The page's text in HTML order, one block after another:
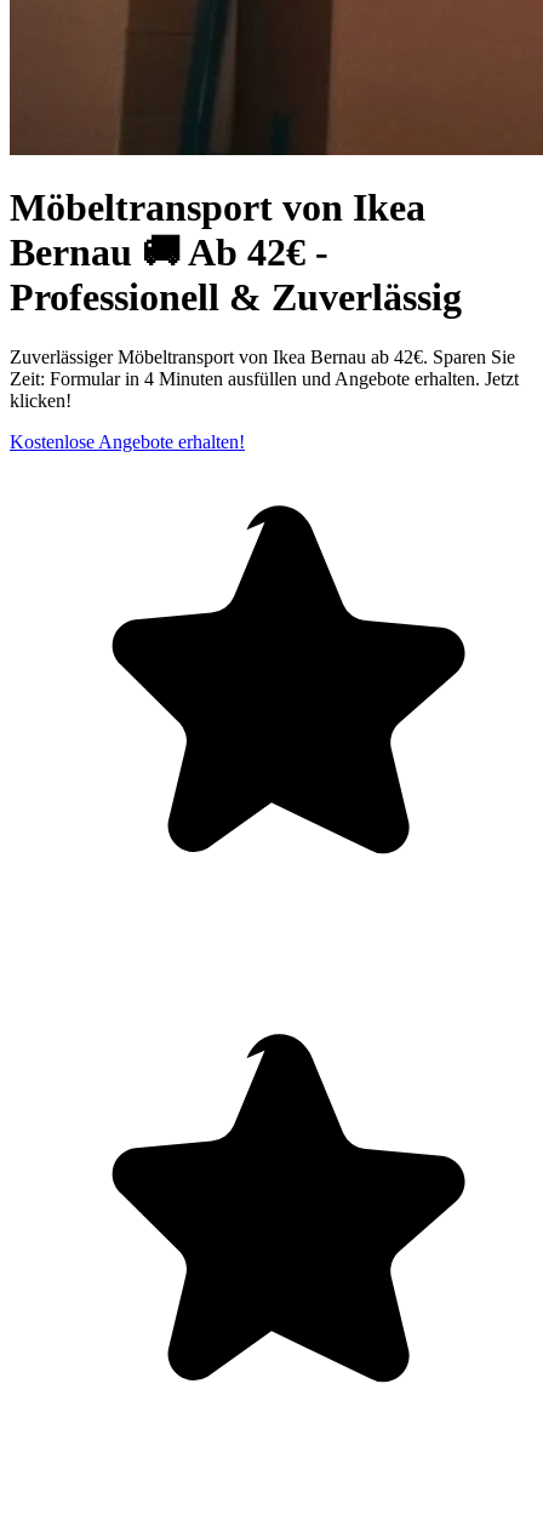
Möbeltransport von Ikea
Bernau 🚚 Ab 42€ -
Professionell & Zuverlässig
Zuverlässiger Möbeltransport von Ikea Bernau ab 42€. Sparen Sie
Zeit: Formular in 4 Minuten ausfüllen und Angebote erhalten. Jetzt
klicken!
Kostenlose Angebote erhalten!